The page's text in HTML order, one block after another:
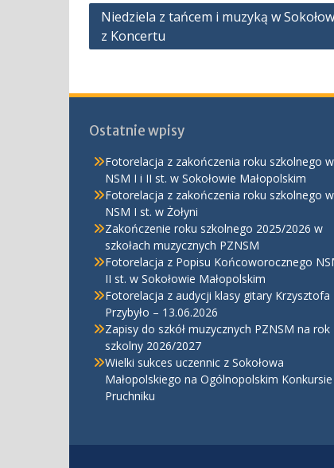
Nawigacja
wpisu
Niedziela z tańcem i muzyką w
z Koncertu
Ostatnie wpisy
Fotorelacja z zakończenia roku szkolnego w
NSM I i II st. w Sokołowie Małopolskim
Fotorelacja z zakończenia roku szkolnego w
NSM I st. w Żołyni
Zakończenie roku szkolnego 2025/2026 w
szkołach muzycznych PZNSM
Fotorelacja z Popisu Końcoworocznego
II st. w Sokołowie Małopolskim
Fotorelacja z audycji klasy gitary Krzysztofa
Przybyło – 13.06.2026
Zapisy do szkół muzycznych PZNSM na rok
szkolny 2026/2027
Wielki sukces uczennic z Sokołowa
Małopolskiego na Ogólnopolskim
Pruchniku